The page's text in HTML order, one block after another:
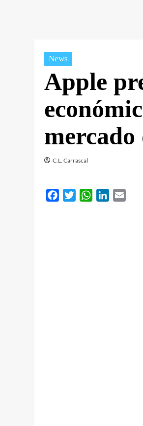
News
Apple
C.L. Carrascal
FacebookTwitterWhatsAppLinkedIn